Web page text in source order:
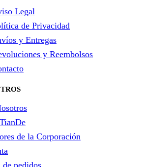
Legal
de Privacidad
y Entregas
y Reembolsos
de la Corporación